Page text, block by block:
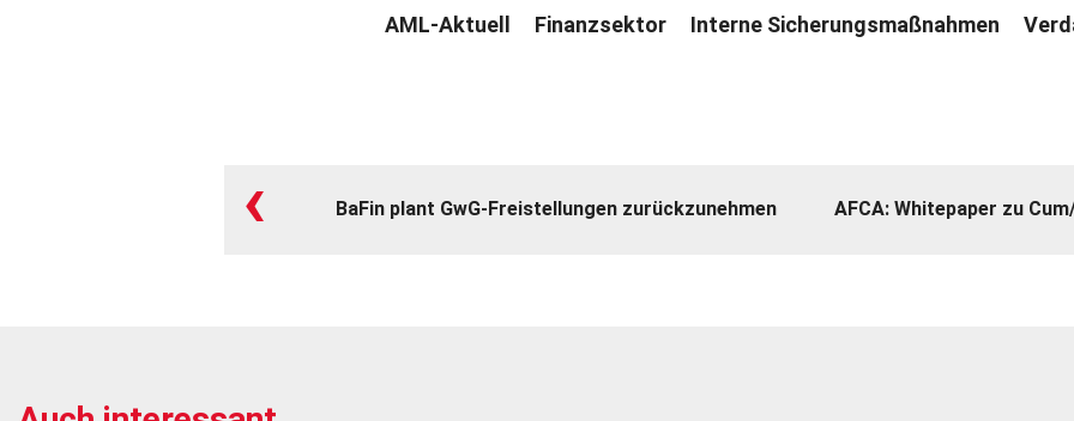
AML-Aktuell Finanzsektor Interne Sicherungsmaßnahmen
‹ BaFin plant GwG-Freistellungen zurückzunehmen AFCA: Whitepaper zu